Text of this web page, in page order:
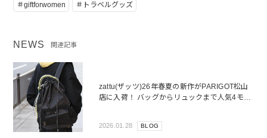
＃giftforwomen ＃トラベルグッズ
NEWS 関連記事
zattu(ザッツ)26年春夏の新作がPARIGOT松山
店に入荷！ バッグからリュックまで人気4モデ
2026.01.28 BLOG